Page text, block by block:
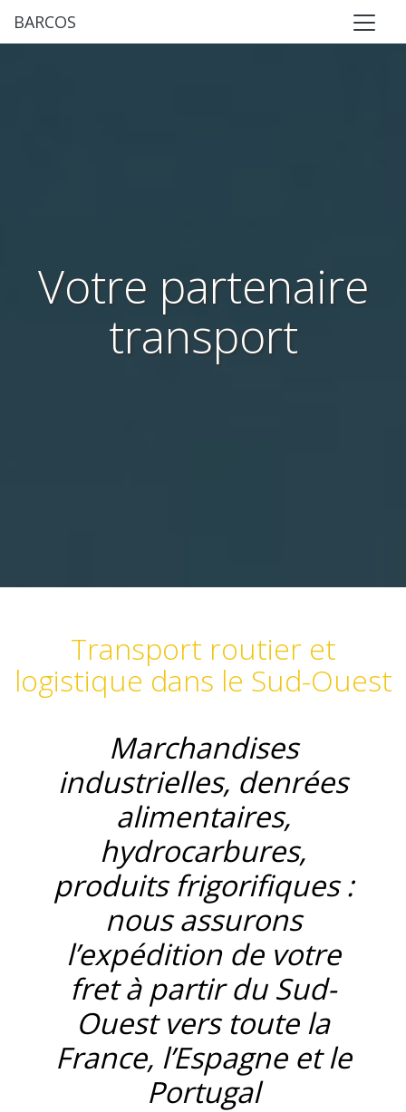
BARCOS
Votre partenaire
transport
Transport routier et
logistique dans le Sud-Ouest
Marchandises
industrielles, denrées
alimentaires,
hydrocarbures,
produits frigorifiques :
nous assurons
l’expédition de votre
fret à partir du Sud-
Ouest vers toute la
France, l’Espagne et le
Portugal